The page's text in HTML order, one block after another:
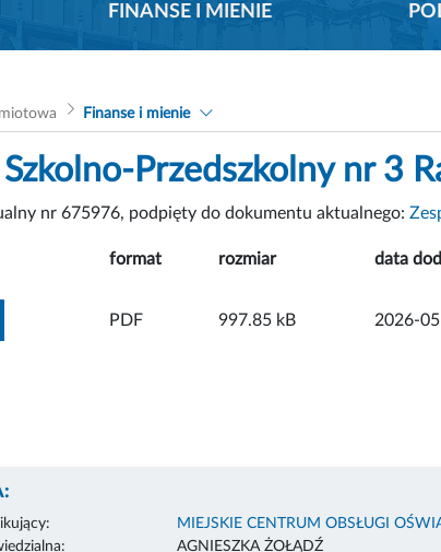
FINANSE I MIENIE
Finanse i mienie
Szkolno-Przedszkolny nr 3
nr 675976, podpięty do dokumentu aktualnego:
format rozmiar data
ZAŁĄCZNIK
PDF 997.85 kB 2026-
MIEJSKIE CENTRUM OBSŁUGI
AGNIESZKA ŻOŁĄDŹ